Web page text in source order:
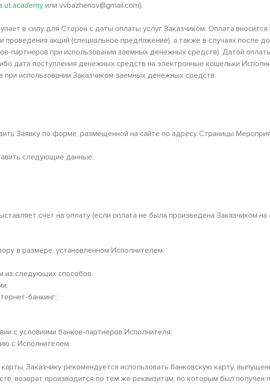
ut.academy или vvbazhenov@gmail.com).
в силу для Сторон с даты оплаты услуг Заказчиком. Оплата
акций (специальное предложение), а также в случаях после
партнеров при использовании заемных денежных средств). Датой
дата поступления денежных средств на электронные кошельки
использовании Заказчиком заемных денежных средств.
Заявку по форме, размещенной на сайте по адресу Страницы
следующие данные:
счет на оплату (если оплата не была произведена Заказчиком
в размере, установленном Исполнителем.
из следующих способов:
банкинг;
с условиями банков-партнеров Исполнителя;
с Исполнителем.
Заказчику рекомендуется использовать банковскую карту,
возврат производится по тем же реквизитам, по которым был получен